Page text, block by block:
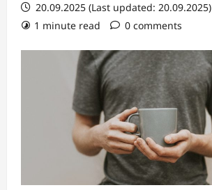
20.09.2025 (Last updated: 20.09.2025)
1 minute read
0 comments